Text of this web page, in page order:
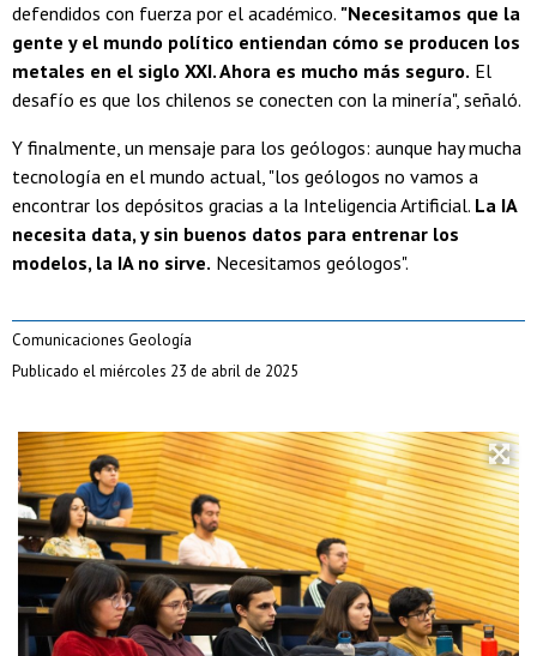
defendidos con fuerza por el académico. "Necesitamos que la
gente y el mundo político entiendan cómo se producen los
metales en el siglo XXI. Ahora es mucho más seguro. El
desafío es que los chilenos se conecten con la minería", señaló.
Y finalmente, un mensaje para los geólogos: aunque hay mucha
tecnología en el mundo actual, "los geólogos no vamos a
encontrar los depósitos gracias a la Inteligencia Artificial. La IA
necesita data, y sin buenos datos para entrenar los
modelos, la IA no sirve. Necesitamos geólogos".
Comunicaciones Geología
Publicado el miércoles 23 de abril de 2025